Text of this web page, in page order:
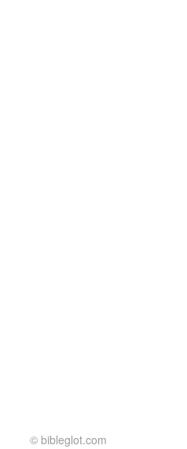
© bibleglot.com